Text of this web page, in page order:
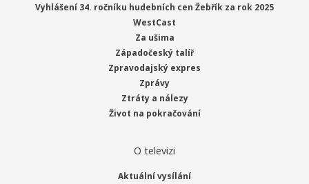
Vyhlášení 34. ročníku hudebních cen Žebřík za rok 2025
WestCast
Za ušima
Západočeský talíř
Zpravodajský expres
Zprávy
Ztráty a nálezy
Život na pokračování
O televizi
Aktuální vysílání